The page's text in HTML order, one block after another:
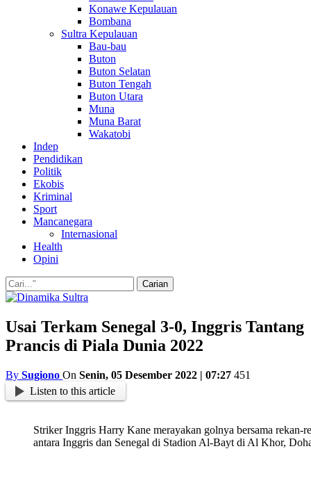
Konawe Kepulauan
Bombana
Sultra Kepulauan
Bau-bau
Buton
Buton Selatan
Buton Tengah
Buton Utara
Muna
Muna Barat
Wakatobi
Indep
Pendidikan
Politik
Ekobis
Kriminal
Sport
Mancanegara
Internasional
Health
Opini
Usai Terkam Senegal 3-0, Inggris Tantang
Prancis di Piala Dunia 2022
By Sugiono On Senin, 05 Desember 2022 | 07:27 451
Listen to this article
Striker Inggris Harry Kane merayakan golnya bersama rekan-
antara Inggris dan Senegal di Stadion Al-Bayt di Al Khor,